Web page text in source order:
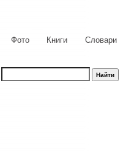
Фото Книги Словари